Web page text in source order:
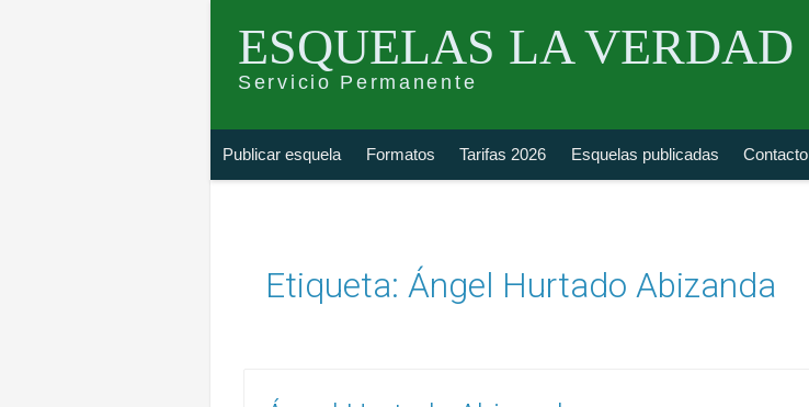
ESQUELAS LA VERDAD
Servicio Permanente
Publicar esquela Formatos Tarifas 2026 Esquelas publicadas Contacto
esquela
Etiqueta: Ángel Hurtado Abizanda